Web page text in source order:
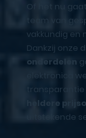
Of het nu
team van
vakkundig en
Dankzij onze
onderdelen
elektronica
heldere
uitstekende